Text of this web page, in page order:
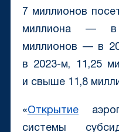
7 миллионов
миллиона —
миллионов — в
в 2023-м, 11,25
и свыше 11,8
«Открытие
системы